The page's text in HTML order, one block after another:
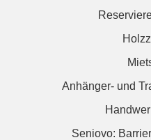
Anhänger- und
Seniovo: